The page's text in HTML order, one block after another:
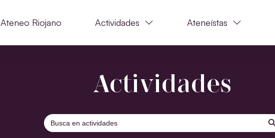
Ateneo Riojano Actividades Ateneístas
Actividades
Buscar: